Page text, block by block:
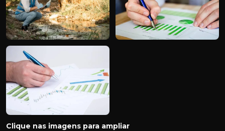
Clique nas imagens para ampliar